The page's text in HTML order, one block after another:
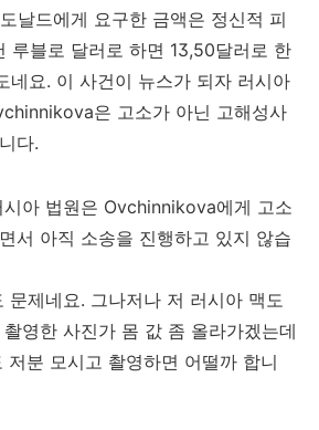
날드에게 요구한 금액은 정신적 피
루블로 달러로 하면 13,50달러로 한
네요. 이 사건이 뉴스가 되자 러시아
은 고소가 아닌 고해성사
다.
아 법원은 Ovchinnikova에게 고소
서 아직 소송을 진행하고 있지 않습
문제네요. 그나저나 저 러시아 맥도
영한 사진가 몸 값 좀 올라가겠는데
저분 모시고 촬영하면 어떨까 합니